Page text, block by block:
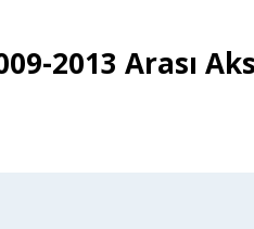
2013 Arası